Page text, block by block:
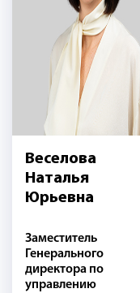
Веселова
Наталья
Юрьевна
Заместитель
Генерального
директора по
управлению